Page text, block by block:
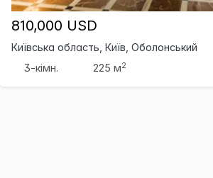
810,000 USD
Київська область, Київ, Оболонський
3-кімн.
225 м2